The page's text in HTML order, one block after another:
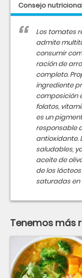
Consejo
Los tomates
admite
consumir
ración de
completo.
ingrediente
composición
folatos,
es un
responsable
antioxidante.
saludables,
aceite de
de los
saturadas en
Tenemos más